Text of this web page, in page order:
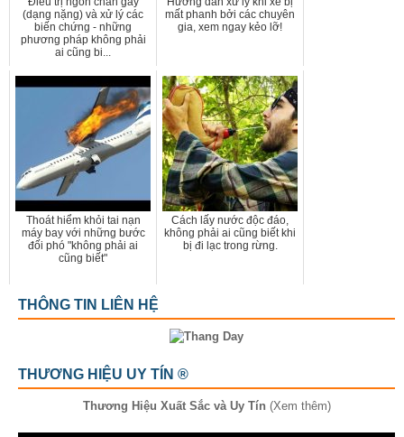
(dạng nặng) và xử lý các
biến chứng - những
phương pháp không phải
ai cũng bi...
mất phanh bởi các chuyên
gia, xem ngay kẻo lỡ!
Thoát hiểm khỏi tai nạn
máy bay với những bước
đối phó "không phải ai
cũng biết"
Cách lấy nước độc đáo,
không phải ai cũng biết khi
bị đi lạc trong rừng.
THÔNG TIN LIÊN HỆ
THƯƠNG HIỆU UY TÍN ®
Thương Hiệu Xuất Sắc và Uy Tín (Xem thêm)